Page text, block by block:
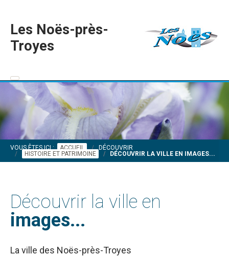
Les Noës-près-
Troyes
VOUS ÊTES ICI : ACCUEIL
DÉCOUVRIR
HISTOIRE ET PATRIMOINE
DÉCOUVRIR LA VILLE EN IMAGES...
Découvrir la ville en
images...
La ville des Noës-près-Troyes